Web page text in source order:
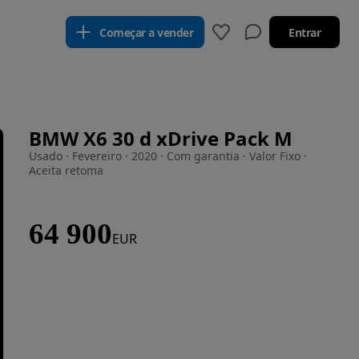
Começar a vender Entrar
BMW X6 30 d xDrive Pack M
Usado · Fevereiro · 2020 · Com garantia · Valor Fixo ·
Aceita retoma
64 900EUR